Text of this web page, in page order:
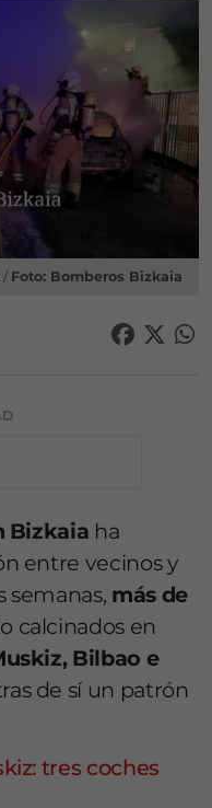
/ Foto: Bomberos Bizkaia
Bizkaia ha
entre vecinos y
semanas, más de
calcinados en
Bilbao e
de sí un patrón
tres coches